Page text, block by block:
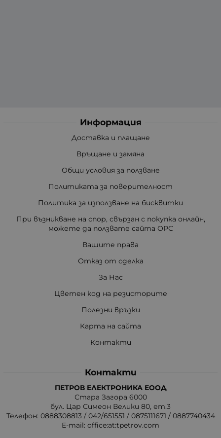
Информация
Доставка и плащане
Връщане и замяна
Общи условия за ползване
Политиката за поверителност
Политика за използване на бисквитки
При възникване на спор, свързан с покупка онлайн,
можете да ползвате сайта ОРС
Вашите права
Отказ от сделка
За Нас
Цветен код на резисторите
Полезни връзки
Карта на сайта
Контакти
Контакти
ПЕТРОВ ЕЛЕКТРОНИКА ЕООД
Стара Загора 6000
бул. Цар Симеон Велики 80, ет.3
Телефон: 0888308813 / 042/651551 / 0875111671 / 0887740434
E-mail: office:at:tpetrov.com